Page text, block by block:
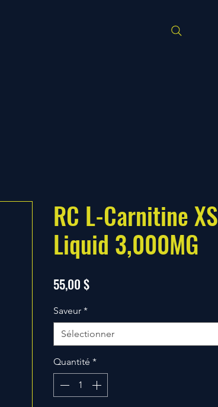
RC L-Carnitine XS
Liquid 3,000MG
55,00 $Prix
Saveur *
Sélectionner
Quantité *